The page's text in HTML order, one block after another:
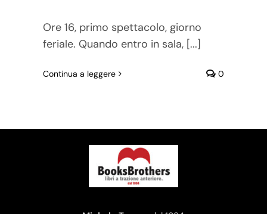
Ore 16, primo spettacolo, giorno
feriale. Quando entro in sala, [...]
Continua a leggere 0